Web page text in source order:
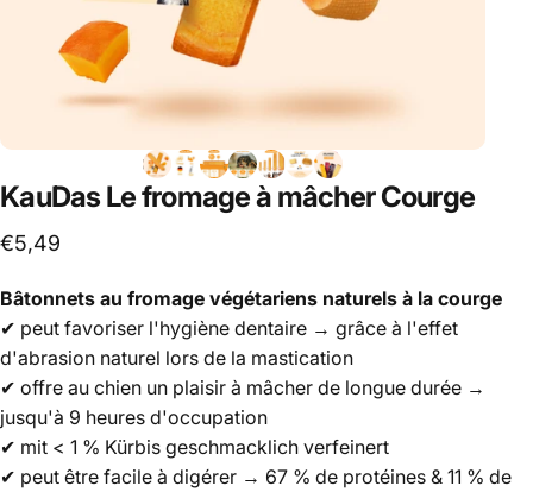
KauDasLefromageà mâcherCourge
€5,49
Bâtonnets au fromage végétariens naturels à la courge
✔ peut favoriser l'hygiène dentaire → grâce à l'effet
d'abrasion naturel lors de la mastication
✔ offre au chien un plaisir à mâcher de longue durée →
jusqu'à 9 heures d'occupation
✔ mit < 1 % Kürbis geschmacklich verfeinert
✔ peut être facile à digérer → 67 % de protéines & 11 % de